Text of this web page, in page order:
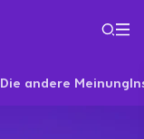
Die andere Meinung